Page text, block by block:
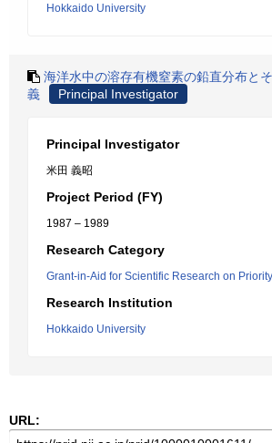
Hokkaido University
海洋水中の溶存有機窒素の鉛直分布と
義
Principal Investigator
Principal Investigator
米田 義昭
Project Period (FY)
1987 – 1989
Research Category
Grant-in-Aid for Scientific Research on
Research Institution
Hokkaido University
URL: